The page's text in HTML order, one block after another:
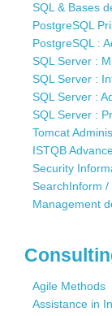
SQL & Bases
PostgreSQL
PostgreSQL :
SQL Server :
SQL Server :
SQL Server :
SQL Server :
Tomcat
ISTQB
Security
SearchInform /
Management
Agile Methods
Assistance in